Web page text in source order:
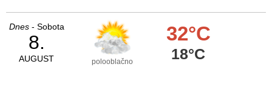
Dnes- Sobota
8.
AUGUST polooblačno
32°C
18°C